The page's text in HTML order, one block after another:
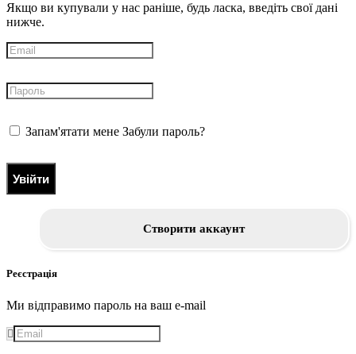
Якщо ви купували у нас раніше, будь ласка, введіть свої дані
нижче.
Запам'ятати мене Забули пароль?
Увійти
Створити аккаунт
Реєстрація
Ми відправимо пароль на ваш e-mail